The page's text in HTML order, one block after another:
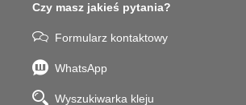
Czy masz jakieś pytania?
Formularz kontaktowy
WhatsApp
Wyszukiwarka kleju